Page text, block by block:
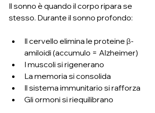
Il sonno è quando il corpo ripara se
stesso. Durante il sonno profondo:
Il cervello elimina le proteine β-
amiloidi (accumulo = Alzheimer)
I muscoli si rigenerano
La memoria si consolida
Il sistema immunitario si rafforza
Gli ormoni si riequilibrano